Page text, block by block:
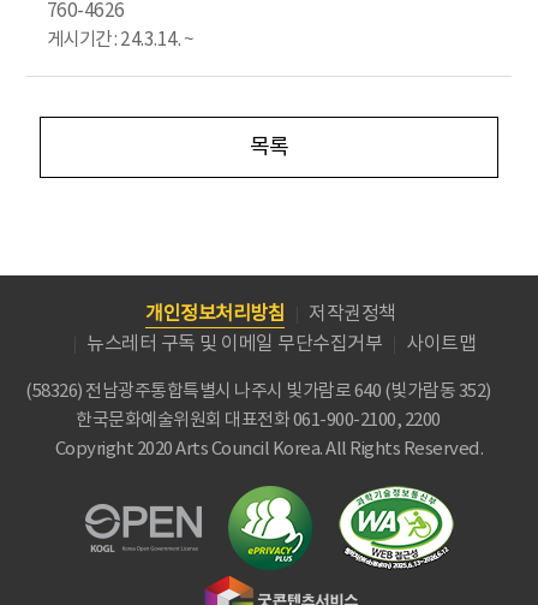
760-4626
게시기간 : 24.3.14. ~
목록
개인정보처리방침
저작권정책
뉴스레터 구독 및 이메일 무단수집거부
사이트맵
(58326) 전남광주통합특별시 나주시 빛가람로 640 (빛가람동 352)
한국문화예술위원회 대표전화 061-900-2100, 2200
Copyright 2020 Arts Council Korea. All Rights Reserved.